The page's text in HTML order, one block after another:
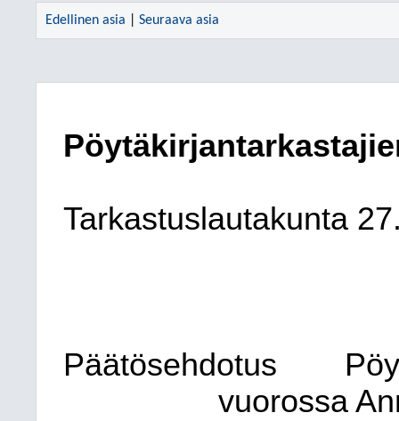
Edellinen asia Seuraava asia
Tarkastuslautakunta
Päätösehdotus
vuorossa